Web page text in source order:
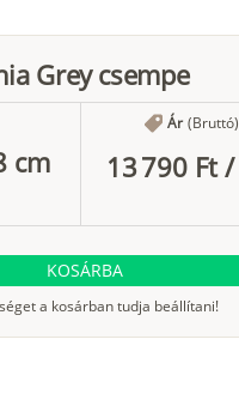
Grey csempe
cm
Ár (Bruttó)
13 790 Ft/
KOSÁRBA
a kosárban tudja beállítani!